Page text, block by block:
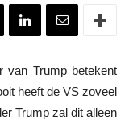
van Trump betekent
heeft de VS zoveel
Trump zal dit alleen